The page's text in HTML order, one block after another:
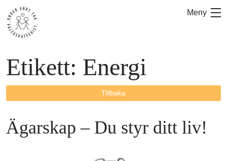
innehåll
Meny
Etikett: Energi
Tillbaka
Ägarskap – Du styr ditt liv!